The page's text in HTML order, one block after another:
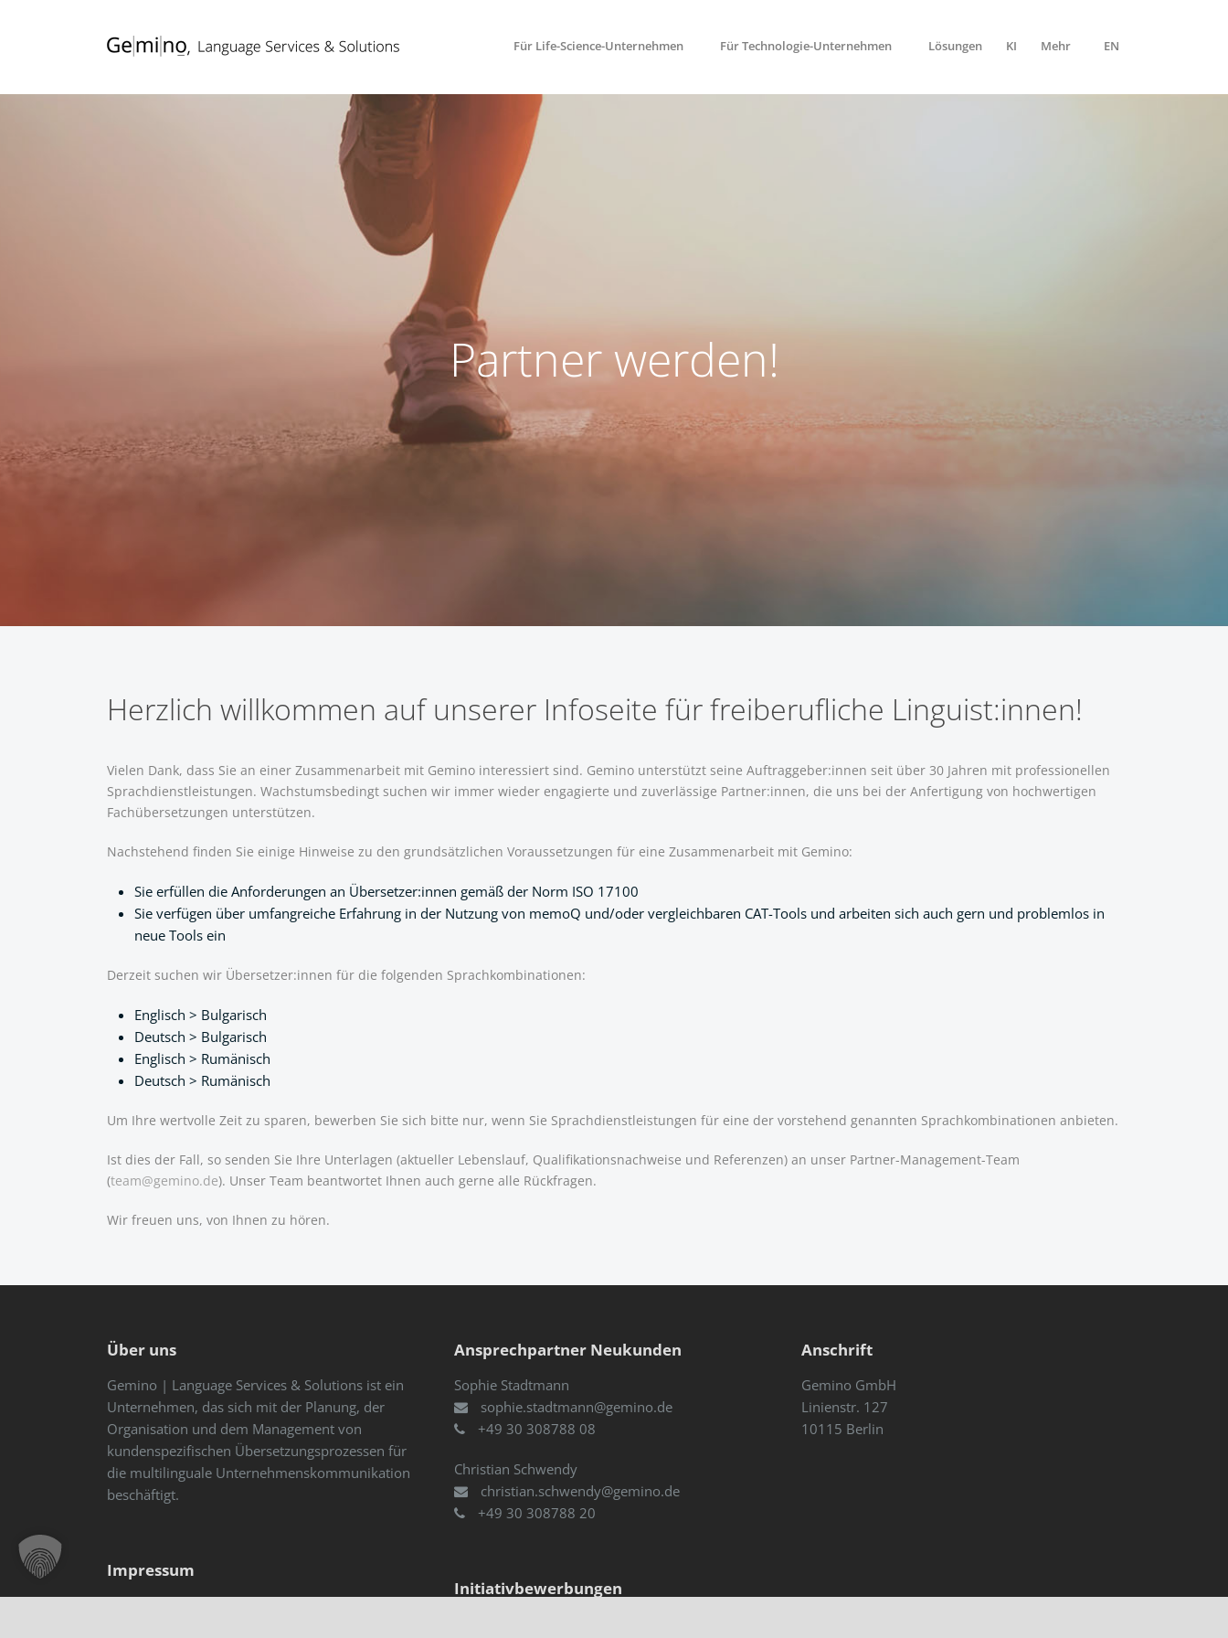
Für Life-Science-Unternehmen Für Technologie-Unternehmen Lösungen KI Mehr EN
Partner werden!
Herzlich willkommen auf unserer Infoseite für freiberufliche Linguist:innen!
Vielen Dank, dass Sie an einer Zusammenarbeit mit Gemino interessiert sind. Gemino unterstützt seine Auftraggeber:innen seit über 30 Jahren mit professionellen
Sprachdienstleistungen. Wachstumsbedingt suchen wir immer wieder engagierte und zuverlässige Partner:innen, die uns bei der Anfertigung von hochwertigen
Fachübersetzungen unterstützen.
Nachstehend finden Sie einige Hinweise zu den grundsätzlichen Voraussetzungen für eine Zusammenarbeit mit Gemino:
Sie erfüllen die Anforderungen an Übersetzer:innen gemäß der Norm ISO 17100
Sie verfügen über umfangreiche Erfahrung in der Nutzung von memoQ und/oder vergleichbaren CAT-Tools und arbeiten sich auch gern und problemlos in
neue Tools ein
Derzeit suchen wir Übersetzer:innen für die folgenden Sprachkombinationen:
Englisch > Bulgarisch
Deutsch > Bulgarisch
Englisch > Rumänisch
Deutsch > Rumänisch
Um Ihre wertvolle Zeit zu sparen, bewerben Sie sich bitte nur, wenn Sie Sprachdienstleistungen für eine der vorstehend genannten Sprachkombinationen anbieten.
Ist dies der Fall, so senden Sie Ihre Unterlagen (aktueller Lebenslauf, Qualifikationsnachweise und Referenzen) an unser Partner-Management-Team
(team@gemino.de). Unser Team beantwortet Ihnen auch gerne alle Rückfragen.
Wir freuen uns, von Ihnen zu hören.
Über uns
Gemino | Language Services & Solutions ist ein
Unternehmen, das sich mit der Planung, der
Organisation und dem Management von
kundenspezifischen Übersetzungsprozessen für
die multilinguale Unternehmenskommunikation
beschäftigt.
Impressum
Ansprechpartner Neukunden
Sophie Stadtmann
sophie.stadtmann@gemino.de
+49 30 308788 08
Christian Schwendy
christian.schwendy@gemino.de
+49 30 308788 20
Initiativbewerbungen
Anschrift
Gemino GmbH
Linienstr. 127
10115 Berlin